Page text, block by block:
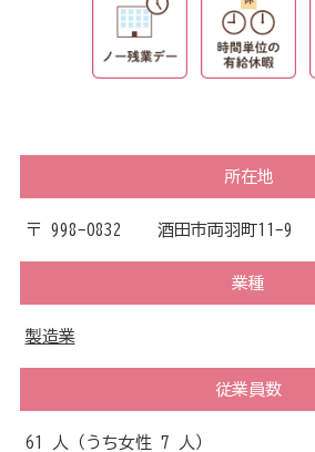
所在地
〒 998-0832 酒田市両羽町11-9
業種
製造業
従業員数
61 人（うち女性 7 人）